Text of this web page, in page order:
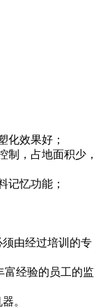
化效果好；
制，占地面积少，
记忆功能；
由经过培训的专
富经验的员工的监
。